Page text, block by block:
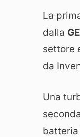
La
dalla GE
settore
da
Una
batteria